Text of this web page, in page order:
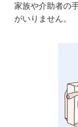
家族や介助者の
がいりません。